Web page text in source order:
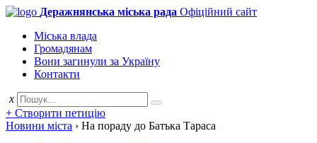
Деражнянська міська рада Офіційний сайт
Міська влада
Громадянам
Вони загинули за Україну
Контакти
x
+ Створити петицію
Новини міста › На пораду до Батька Тараса